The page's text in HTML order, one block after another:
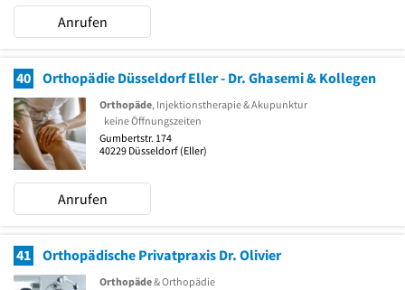
Anrufen
40 Orthopädie Düsseldorf Eller - Dr. Ghasemi & Kollegen
Orthopäde, Injektionstherapie & Akupunktur
keine Öffnungszeiten
Gumbertstr. 174
40229 Düsseldorf (Eller)
Anrufen
41 Orthopädische Privatpraxis Dr. Olivier
Orthopäde& Orthopädie